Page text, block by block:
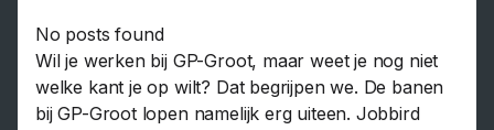
No posts found
Wil je werken bij GP-Groot, maar weet je nog niet
welke kant je op wilt? Dat begrijpen we. De banen
bij GP-Groot lopen namelijk erg uiteen. Jobbird